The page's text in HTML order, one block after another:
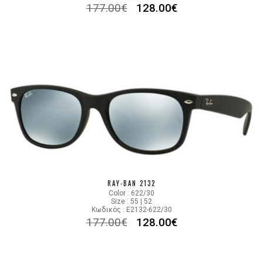
177.00€ 128.00€
RAY-BAN 2132
Color : 622/30
Size : 55 | 52
Κωδικός : E2132-622/30
177.00€ 128.00€